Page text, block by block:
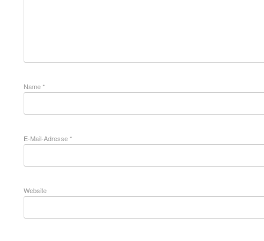
Name*
E-Mail-Adresse*
Website